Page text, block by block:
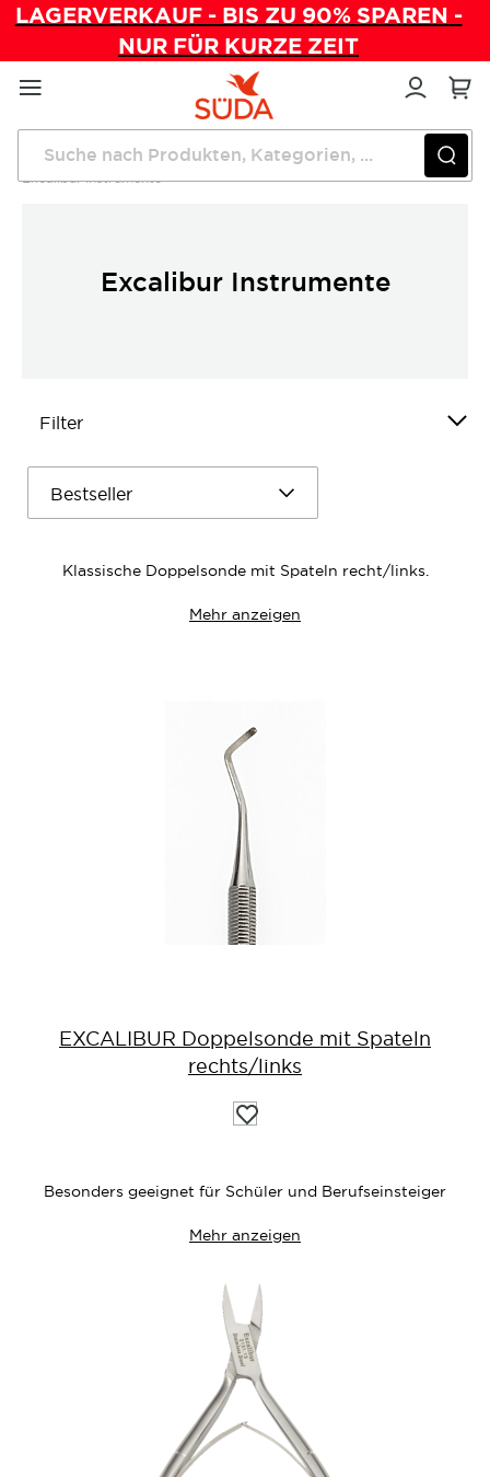
LAGERVERKAUF - BIS ZU 90% SPAREN -
NUR FÜR KURZE ZEIT
Direkt
zum
Inhalt
Startseite Instrumente
Zangen & Instrumente
Excalibur Instrumente
Excalibur Instrumente
Filter
Klassische Doppelsonde mit Spateln recht/links.
Mehr anzeigen
EXCALIBUR Doppelsonde mit Spateln
rechts/links
Auf
die
Besonders geeignet für Schüler und Berufseinsteiger
Mehr anzeigen